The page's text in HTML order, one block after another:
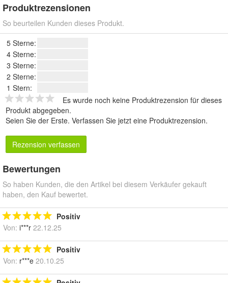
Produktrezensionen
So beurteilen Kunden dieses Produkt.
5 Sterne:
4 Sterne:
3 Sterne:
2 Sterne:
1 Stern:
Es wurde noch keine Produktrezension für dieses
Produkt abgegeben.
Seien Sie der Erste. Verfassen Sie jetzt eine Produktrezension.
Rezension verfassen
Bewertungen
So haben Kunden, die den Artikel bei diesem Verkäufer gekauft
haben, den Kauf bewertet.
Positiv
Von: i***r 22.12.25
Positiv
Von: r***e 20.10.25